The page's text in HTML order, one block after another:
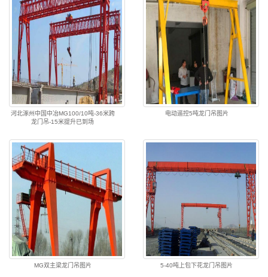
河北涿州中国中冶MG100/10吨-36米跨
龙门吊-15米提升已到场
电动遥控5吨龙门吊图片
MG双主梁龙门吊图片 5-40吨上包下花龙门吊图片